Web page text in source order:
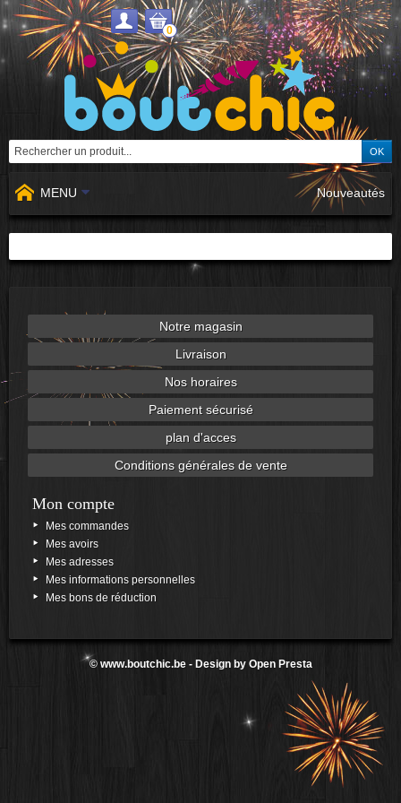
0
MENU Nouveautés
Notre magasin
Livraison
Nos horaires
Paiement sécurisé
plan d'acces
Conditions générales de vente
Mon compte
Mes commandes
Mes avoirs
Mes adresses
Mes informations personnelles
Mes bons de réduction
© www.boutchic.be- Design by Open Presta